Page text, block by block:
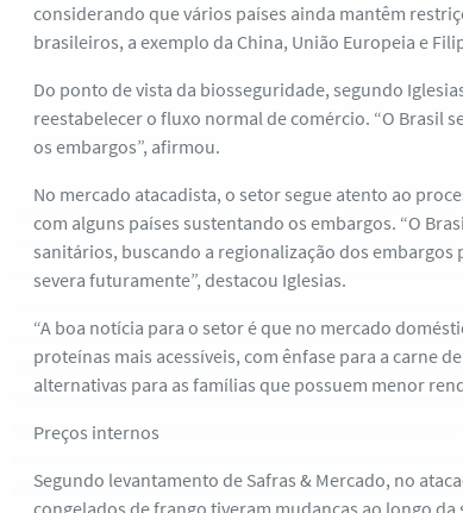
considerando que vários países ainda mantêm
brasileiros, a exemplo da China, União Europeia e
Do ponto de vista da biosseguridade, segundo
reestabelecer o fluxo normal de comércio. “O Brasil
os embargos”, afirmou.
No mercado atacadista, o setor segue atento ao
com alguns países sustentando os embargos. “O
sanitários, buscando a regionalização dos
severa futuramente”, destacou Iglesias.
“A boa notícia para o setor é que no mercado
proteínas mais acessíveis, com ênfase para a carne
alternativas para as famílias que possuem menor
Preços internos
Segundo levantamento de Safras & Mercado, no
congelados de frango tiveram mudanças ao longo